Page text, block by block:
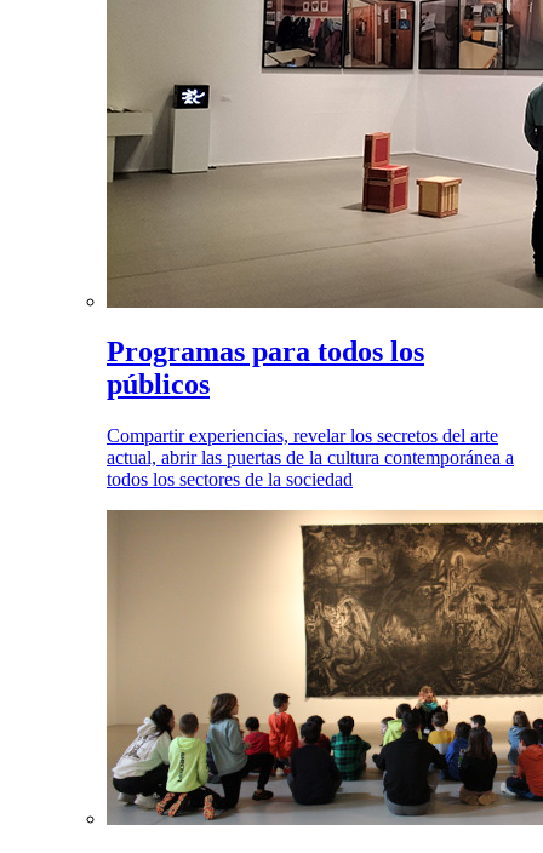
Programas para todos los
públicos
Compartir experiencias, revelar los secretos del arte
actual, abrir las puertas de la cultura contemporánea a
todos los sectores de la sociedad